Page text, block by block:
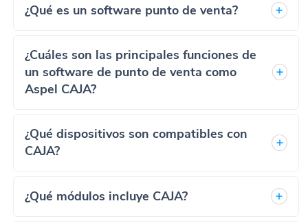
¿Qué es un software punto de venta?
¿Cuáles son las principales funciones de
un software de punto de venta como
Aspel CAJA?
¿Qué dispositivos son compatibles con
CAJA?
¿Qué módulos incluye CAJA?